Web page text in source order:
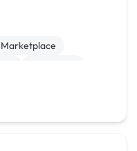
Marketplace